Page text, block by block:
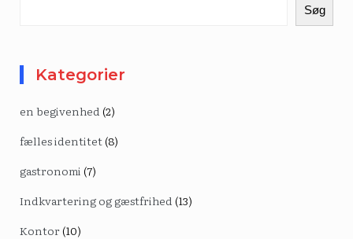
Søg
Kategorier
en begivenhed (2)
fælles identitet (8)
gastronomi (7)
Indkvartering og gæstfrihed (13)
Kontor(10)